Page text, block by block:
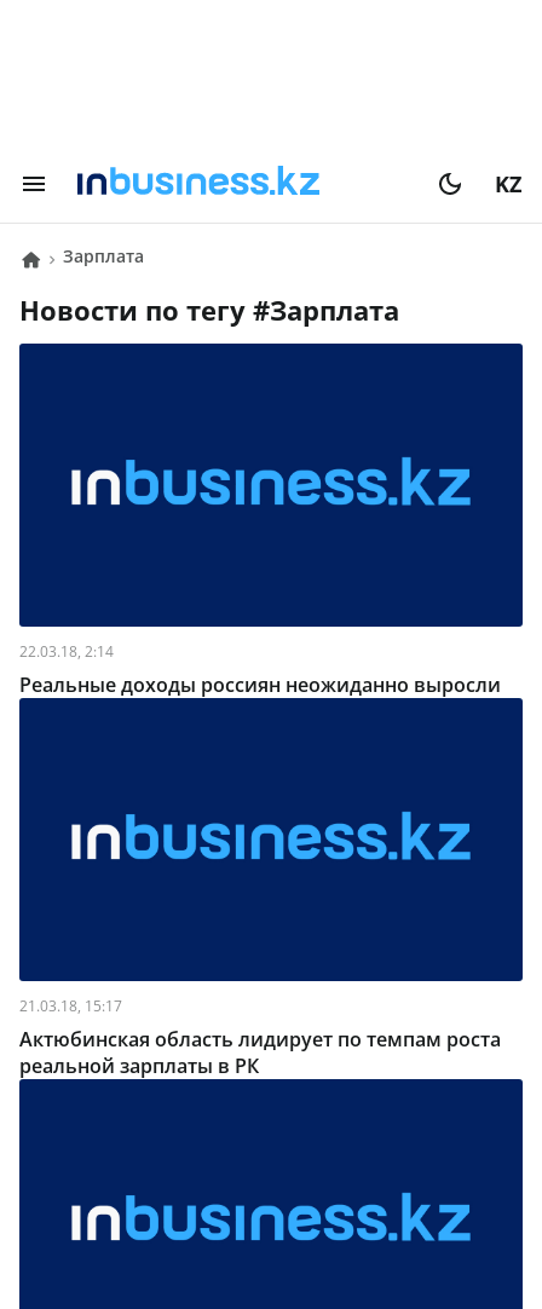
KZ
зарплата
Новости по тегу # зарплата
22.03.18, 2:14
Реальные доходы россиян неожиданно выросли
21.03.18, 15:17
Актюбинская область лидирует по темпам роста
реальной зарплаты в РК